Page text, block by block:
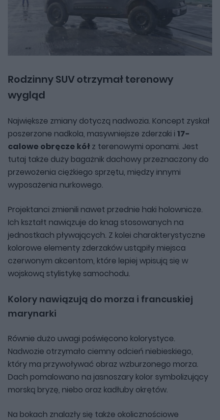
Rodzinny SUV otrzymał terenowy
wygląd
Największe zmiany dotyczą nadwozia. Koncept zyskał
poszerzone nadkola, masywniejsze zderzaki i 17-
calowe obręcze kół z terenowymi oponami. Jest
tutaj także duży bagażnik dachowy przeznaczony do
przewożenia ciężkiego sprzętu, między innymi
wyposażenia nurkowego.
Projektanci zmienili nawet przednie haki holownicze.
Ich kształt nawiązuje do knag stosowanych na
jednostkach pływających. Z kolei charakterystyczne
kolorowe elementy zderzaków ustąpiły miejsca
czerwonym akcentom, które lepiej wpisują się w
wojskową stylistykę samochodu.
Kolory nawiązują do morza i francuskiej
marynarki
Równie dużo uwagi poświęcono kolorystyce.
Nadwozie otrzymało ciemny odcień niebieskiego,
który ma przywoływać obraz wzburzonego morza.
Dach pomalowano na jasnoszary kolor symbolizujący
morską bryzę, niebo oraz kadłuby okrętów.
Na bokach znalazły się także okolicznościowe